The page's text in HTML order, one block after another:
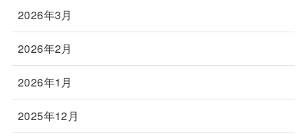
2026年3月
2026年2月
2026年1月
2025年12月